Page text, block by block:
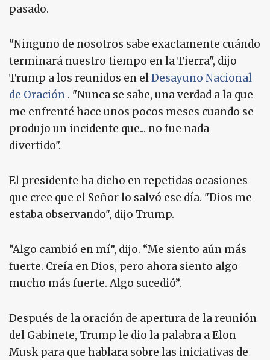
pasado.
"Ninguno de nosotros sabe exactamente cuándo
terminará nuestro tiempo en la Tierra", dijo
Trump a los reunidos en elDesayuno Nacional
de Oración . "Nunca se sabe, una verdad a la que
me enfrenté hace unos pocos meses cuando se
produjo un incidente que... no fue nada
divertido".
El presidente ha dicho en repetidas ocasiones
que cree que el Señor lo salvó ese día. "Dios me
estaba observando", dijo Trump.
“Algo cambió en mí”, dijo. “Me siento aún más
fuerte. Creía en Dios, pero ahora siento algo
mucho más fuerte. Algo sucedió”.
Después de la oración de apertura de la reunión
del Gabinete, Trump le dio la palabra a Elon
Musk para que hablara sobre las iniciativas de